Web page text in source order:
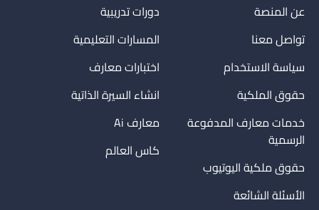
عن المنصة
تواصل معنا
سياسة الاستخدام
حقوق الملكية
خدمات معارف المدفوعة
الرسمية
حقوق ملكية اليوتيوب
الأسئلة الشائعة
دورات تدريبية
المسارات التعليمية
اختبارات معارف
انشاء السيرة الذاتية
معارف Ai
كاس العالم